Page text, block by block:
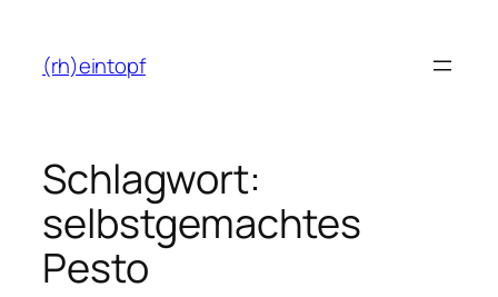
Inhalt
springen
(rh)eintopf
Schlagwort:
selbstgemachtes
Pesto